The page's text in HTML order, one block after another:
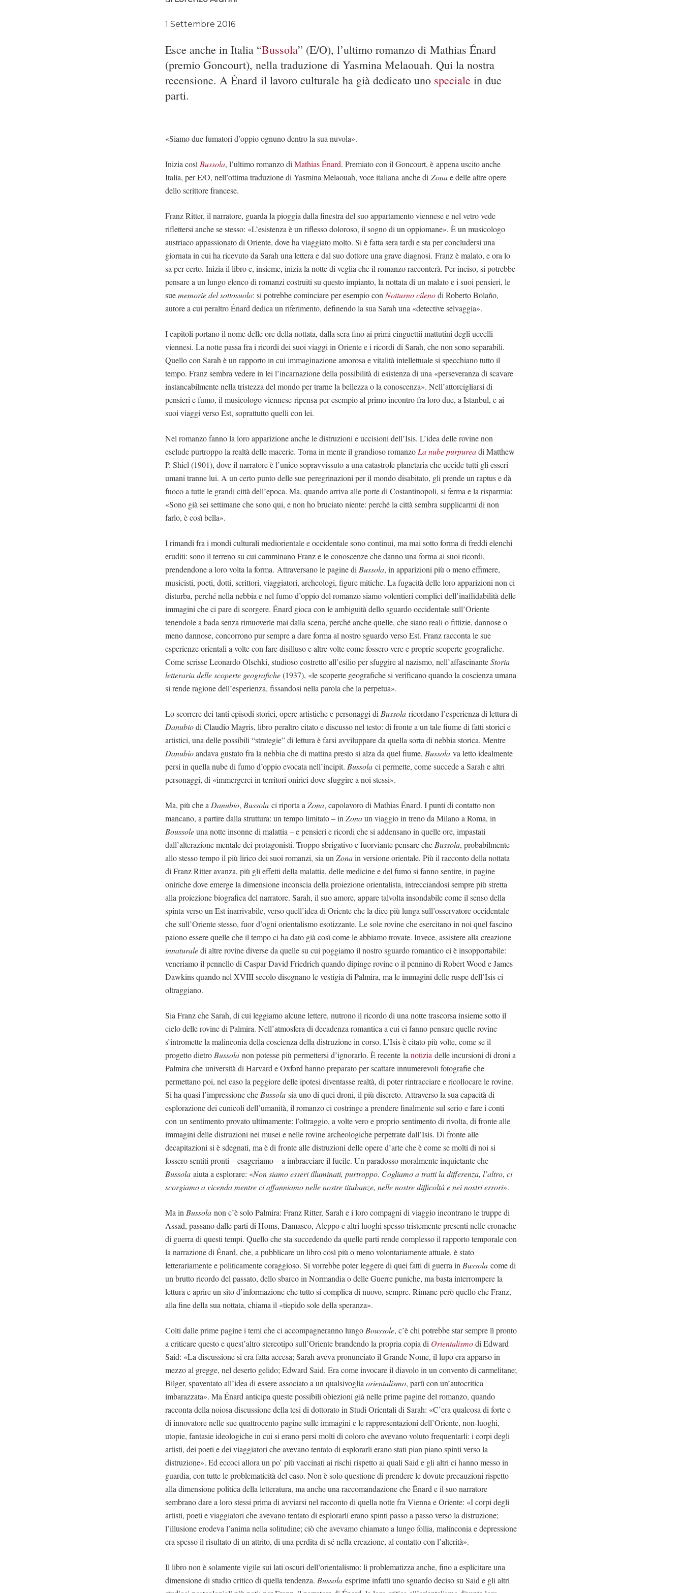
1 Settembre 2016
Esce anche in Italia “Bussola” (E/O), l’ultimo romanzo di Mathias Énard
(premio Goncourt), nella traduzione di Yasmina Melaouah. Qui la nostra
recensione. A Énard il lavoro culturale ha già dedicato uno speciale in due
parti.
«Siamo due fumatori d’oppio ognuno dentro la sua nuvola».
Inizia così Bussola, l’ultimo romanzo diMathias Énard. Premiato con il Goncourt, è appena uscito anche
Italia, per E/O, nell’ottima traduzione di Yasmina Melaouah, voce italiana anche diZonae delle altre opere
dello scrittore francese.
Franz Ritter, il narratore, guarda la pioggia dalla finestra del suo appartamento viennese e nel vetro vede
riflettersi anche se stesso: «L’esistenza è un riflesso doloroso, il sogno di un oppiomane». È un musicologo
austriaco appassionato di Oriente, dove ha viaggiato molto. Si è fatta sera tardi e sta per concludersi una
giornata in cui ha ricevuto da Sarah una lettera e dal suo dottore una grave diagnosi. Franz è malato, e ora lo
sa per certo. Inizia il libro e, insieme, inizia la notte di veglia che il romanzo racconterà. Per inciso, si potrebbe
pensare a un lungo elenco di romanzi costruiti su questo impianto, la nottata di un malato e i suoi pensieri, le
suememorie del sottosuolo: si potrebbe cominciare per esempio con Notturno cilenodi Roberto Bolaño,
autore a cui peraltro Énard dedica un riferimento, definendo la sua Sarah una «detective selvaggia».
I capitoli portano il nome delle ore della nottata, dalla sera fino ai primi cinguettii mattutini degli uccelli
viennesi. La notte passa fra i ricordi dei suoi viaggi in Oriente e i ricordi di Sarah, che non sono separabili.
Quello con Sarah è un rapporto in cui immaginazione amorosa e vitalità intellettuale si specchiano tutto il
tempo. Franz sembra vedere in lei l’incarnazione della possibilità di esistenza di una «perseveranza di scavare
instancabilmente nella tristezza del mondo per trarne la bellezza o la conoscenza». Nell’attorcigliarsi di
pensieri e fumo, il musicologo viennese ripensa per esempio al primo incontro fra loro due, a Istanbul, e ai
suoi viaggi verso Est, soprattutto quelli con lei.
Nel romanzo fanno la loro apparizione anche le distruzioni e uccisioni dell’Isis. L’idea delle rovine non
esclude purtroppo la realtà delle macerie. Torna in mente il grandioso romanzo La nube purpureadi Matthew
P. Shiel (1901), dove il narratore è l’unico sopravvissuto a una catastrofe planetaria che uccide tutti gli esseri
umani tranne lui. A un certo punto delle sue peregrinazioni per il mondo disabitato, gli prende un raptus e dà
fuoco a tutte le grandi città dell’epoca. Ma, quando arriva alle porte di Costantinopoli, si ferma e la risparmia:
«Sono già sei settimane che sono qui, e non ho bruciato niente: perché la città sembra supplicarmi di non
farlo, è così bella».
I rimandi fra i mondi culturali mediorientale e occidentale sono continui, ma mai sotto forma di freddi elenchi
eruditi: sono il terreno su cui camminano Franz e le conoscenze che danno una forma ai suoi ricordi,
prendendone a loro volta la forma. Attraversano le pagine di Bussola, in apparizioni più o meno effimere,
musicisti, poeti, dotti, scrittori, viaggiatori, archeologi, figure mitiche. La fugacità delle loro apparizioni non ci
disturba, perché nella nebbia e nel fumo d’oppio del romanzo siamo volentieri complici dell’inaffidabilità delle
immagini che ci pare di scorgere. Énard gioca con le ambiguità dello sguardo occidentale sull’Oriente
tenendole a bada senza rimuoverle mai dalla scena, perché anche quelle, che siano reali o fittizie, dannose o
meno dannose, concorrono pur sempre a dare forma al nostro sguardo verso Est. Franz racconta le sue
esperienze orientali a volte con fare disilluso e altre volte come fossero vere e proprie scoperte geografiche.
Come scrisse Leonardo Olschki, studioso costretto all’esilio per sfuggire al nazismo, nell’affascinanteStoria
letteraria delle scoperte geografiche(1937), «le scoperte geografiche si verificano quando la coscienza umana
si rende ragione dell’esperienza, fissandosi nella parola che la perpetua».
Lo scorrere dei tanti episodi storici, opere artistiche e personaggi di Bussola ricordano l’esperienza di lettura di
Danubiodi Claudio Magris, libro peraltro citato e discusso nel testo: di fronte a un tale fiume di fatti storici e
artistici, una delle possibili “strategie” di lettura è farsi avviluppare da quella sorta di nebbia storica. Mentre
Danubioandava gustato fra la nebbia che di mattina presto si alza da quel fiume, Bussola va letto idealmente
persi in quella nube di fumo d’oppio evocata nell’incipit. Bussola ci permette, come succede a Sarah e altri
personaggi, di «immergerci in territori onirici dove sfuggire a noi stessi».
Ma, più che a Danubio, Bussola ci riporta aZona, capolavoro di Mathias Énard. I punti di contatto non
mancano, a partire dalla struttura: un tempo limitato – inZonaun viaggio in treno da Milano a Roma, in
Boussoleuna notte insonne di malattia – e pensieri e ricordi che si addensano in quelle ore, impastati
dall’alterazione mentale dei protagonisti. Troppo sbrigativo e fuorviante pensare che Bussola, probabilmente
allo stesso tempo il più lirico dei suoi romanzi, sia unZonain versione orientale. Più il racconto della nottata
di Franz Ritter avanza, più gli effetti della malattia, delle medicine e del fumo si fanno sentire, in pagine
oniriche dove emerge la dimensione inconscia della proiezione orientalista, intrecciandosi sempre più stretta
alla proiezione biografica del narratore. Sarah, il suo amore, appare talvolta insondabile come il senso della
spinta verso un Est inarrivabile, verso quell’idea di Oriente che la dice più lunga sull’osservatore occidentale
che sull’Oriente stesso, fuor d’ogni orientalismo esotizzante. Le sole rovine che esercitano in noi quel fascino
paiono essere quelle che il tempo ci ha dato già così come le abbiamo trovate. Invece, assistere alla creazione
innaturaledi altre rovine diverse da quelle su cui poggiamo il nostro sguardo romantico ci è insopportabile:
veneriamo il pennello di Caspar David Friedrich quando dipinge rovine o il pennino di Robert Wood e James
Dawkins quando nel XVIII secolo disegnano le vestigia di Palmira, ma le immagini delle ruspe dell’Isis ci
oltraggiano.
Sia Franz che Sarah, di cui leggiamo alcune lettere, nutrono il ricordo di una notte trascorsa insieme sotto il
cielo delle rovine di Palmira. Nell’atmosfera di decadenza romantica a cui ci fanno pensare quelle rovine
s’intromette la malinconia della coscienza della distruzione in corso. L’Isis è citato più volte, come se il
progetto dietro Bussola non potesse più permettersi d’ignorarlo. È recente lanotizia delle incursioni di droni a
Palmira che università di Harvard e Oxford hanno preparato per scattare innumerevoli fotografie che
permettano poi, nel caso la peggiore delle ipotesi diventasse realtà, di poter rintracciare e ricollocare le rovine.
Si ha quasi l’impressione che Bussola sia uno di quei droni, il più discreto. Attraverso la sua capacità di
esplorazione dei cunicoli dell’umanità, il romanzo ci costringe a prendere finalmente sul serio e fare i conti
con un sentimento provato ultimamente: l’oltraggio, a volte vero e proprio sentimento di rivolta, di fronte alle
immagini delle distruzioni nei musei e nelle rovine archeologiche perpetrate dall’Isis. Di fronte alle
decapitazioni si è sdegnati, ma è di fronte alle distruzioni delle opere d’arte che è come se molti di noi si
fossero sentiti pronti – esageriamo – a imbracciare il fucile. Un paradosso moralmente inquietante che
Bussola aiuta a esplorare: «Non siamo esseri illuminati, purtroppo. Cogliamo a tratti la differenza, l’altro, ci
scorgiamo a vicenda mentre ci affanniamo nelle nostre titubanze, nelle nostre difficoltà e nei nostri errori».
Ma in Bussola non c’è solo Palmira: Franz Ritter, Sarah e i loro compagni di viaggio incontrano le truppe di
Assad, passano dalle parti di Homs, Damasco, Aleppo e altri luoghi spesso tristemente presenti nelle cronache
di guerra di questi tempi. Quello che sta succedendo da quelle parti rende complesso il rapporto temporale con
la narrazione di Énard, che, a pubblicare un libro così più o meno volontariamente attuale, è stato
letterariamente e politicamente coraggioso. Si vorrebbe poter leggere di quei fatti di guerra in Bussola come di
un brutto ricordo del passato, dello sbarco in Normandia o delle Guerre puniche, ma basta interrompere la
lettura e aprire un sito d’informazione che tutto si complica di nuovo, sempre. Rimane però quello che Franz,
alla fine della sua nottata, chiama il «tiepido sole della speranza».
Colti dalle prime pagine i temi che ci accompagneranno lungo Boussole, c’è chi potrebbe star sempre lì pronto
a criticare questo e quest’altro stereotipo sull’Oriente brandendo la propria copia di Orientalismodi Edward
Said: «La discussione si era fatta accesa; Sarah aveva pronunciato il Grande Nome, il lupo era apparso in
mezzo al gregge, nel deserto gelido; Edward Said. Era come invocare il diavolo in un convento di carmelitane;
Bilger, spaventato all’idea di essere associato a un qualsivogliaorientalismo, partì con un’autocritica
imbarazzata». Ma Énard anticipa queste possibili obiezioni già nelle prime pagine del romanzo, quando
racconta della noiosa discussione della tesi di dottorato in Studi Orientali di Sarah: «C’era qualcosa di forte e
di innovatore nelle sue quattrocento pagine sulle immagini e le rappresentazioni dell’Oriente, non-luoghi,
utopie, fantasie ideologiche in cui si erano persi molti di coloro che avevano voluto frequentarli: i corpi degli
artisti, dei poeti e dei viaggiatori che avevano tentato di esplorarli erano stati pian piano spinti verso la
distruzione». Ed eccoci allora un po’ più vaccinati ai rischi rispetto ai quali Said e gli altri ci hanno messo in
guardia, con tutte le problematicità del caso. Non è solo questione di prendere le dovute precauzioni rispetto
alla dimensione politica della letteratura, ma anche una raccomandazione che Énard e il suo narratore
sembrano dare a loro stessi prima di avviarsi nel racconto di quella notte fra Vienna e Oriente: «I corpi degli
artisti, poeti e viaggiatori che avevano tentato di esplorarli erano spinti passo a passo verso la distruzione;
l’illusione erodeva l’anima nella solitudine; ciò che avevamo chiamato a lungo follia, malinconia e depressione
era spesso il risultato di un attrito, di una perdita di sé nella creazione, al contatto con l’alterità».
Il libro non è solamente vigile sui lati oscuri dell’orientalismo: li problematizza anche, fino a esplicitare una
dimensione di studio critico di quella tendenza. Bussola esprime infatti uno sguardo deciso su Said e gli altri